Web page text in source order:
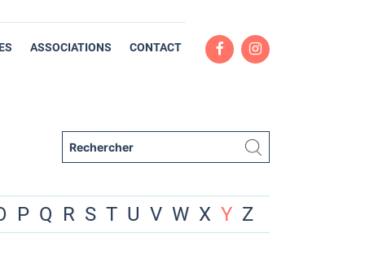
ASSOCIATIONS CONTACT
P Q R S T U V W X Y Z